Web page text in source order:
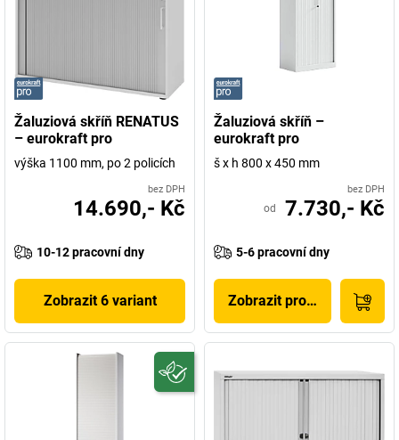
Žaluziová skříň RENATUS
– eurokraft pro
výška 1100 mm, po 2 policích
bez DPH
14.690,- Kč
10-12 pracovní dny
Zobrazit 6 variant
Žaluziová skříň –
eurokraft pro
š x h 800 x 450 mm
bez DPH
od 7.730,- Kč
5-6 pracovní dny
Zobrazit produkt